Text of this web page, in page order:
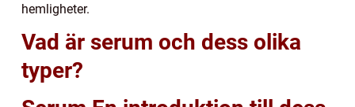
hemligheter.
Vad är serum och dess olika
typer?